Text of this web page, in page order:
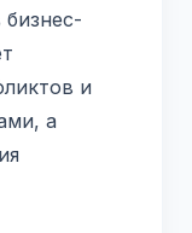
и
а